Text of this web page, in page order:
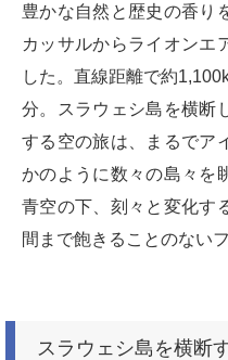
豊かな自然と歴史の香り
カッサルからライオンエ
した。直線距離で約
分。スラウェシ島を横断
する空の旅は、まるでア
かのように数々の島々を
青空の下、刻々と変化す
間まで飽きることのない
スラウェシ島を横断